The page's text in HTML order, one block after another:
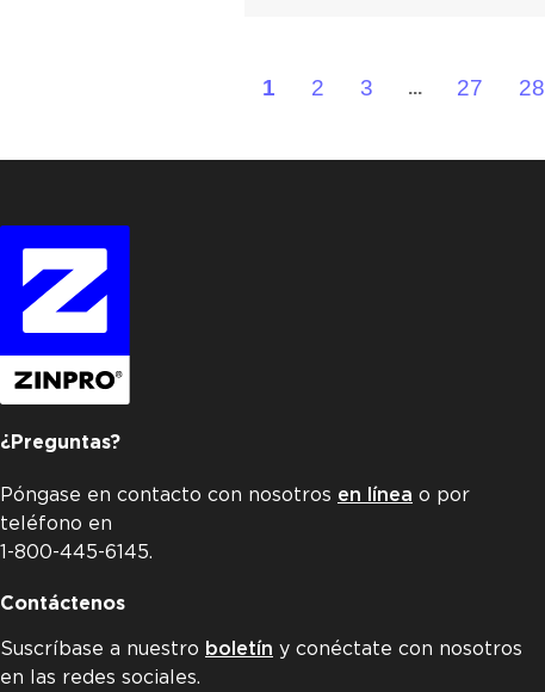
1 2 3 ... 27 28
¿Preguntas?
Póngase en contacto con nosotros en línea o por
teléfono en
1-800-445-6145.
Contáctenos
Suscríbase a nuestro boletín y conéctate con nosotros
en las redes sociales.